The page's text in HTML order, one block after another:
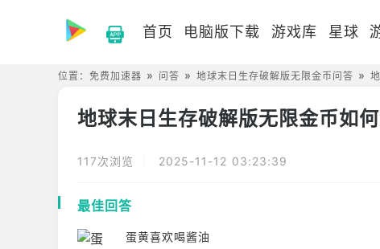
首页 电脑版下载 游戏库 星球
位置： 免费加速器 问答 地球末日生存破解版无限金币问答
地球末日生存破解版无限金币如
117次浏览 2025-11-12 03:23:39
最佳回答
蛋黄喜欢喝酱油